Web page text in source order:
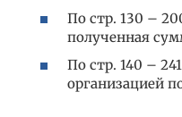
По стр. 130 –
полученная
По стр. 140 –
организацией